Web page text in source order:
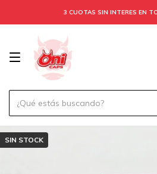
3 CUOTAS SIN INTERES EN
SIN STOCK